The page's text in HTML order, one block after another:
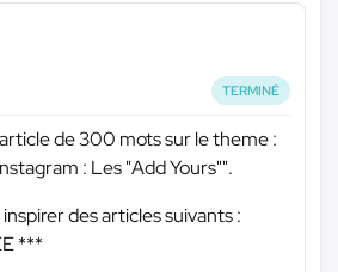
TERMINÉ
de 300 mots sur le theme :
: Les "Add Yours"".
des articles suivants :
***